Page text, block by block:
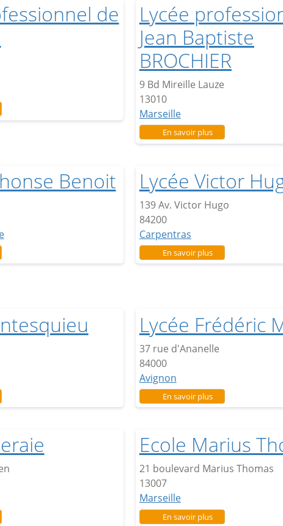
de
Lycée professionnel de L'Estaque
Lycée
Jean Baptiste
BROCHIER
9 Bd Mireille Lauze
13010
Marseille
En savoir plussur Lycée
Benoit
Alphonse Benoit
Lycée Victor
139 Av. Victor Hugo
84200
Carpentras
En savoir plussur Lycée Victor
Montesquieu
Lycée Frédéric
37 rue d'Ananelle
84000
Avignon
En savoir plussur Lycée Frédéric
Roseraie
Ecole Marius
21 boulevard Marius Thomas
13007
Marseille
En savoir plussur Ecole Marius